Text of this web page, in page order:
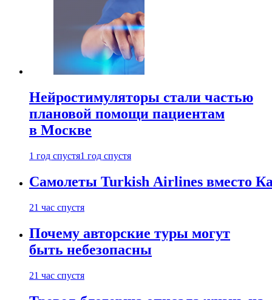
Нейростимуляторы стали частью
плановой помощи пациентам
в Москве
1 год спустя1 год спустя
Самолеты Turkish Airlines вместо
21 час спустя
Почему авторские туры могут
быть небезопасны
21 час спустя